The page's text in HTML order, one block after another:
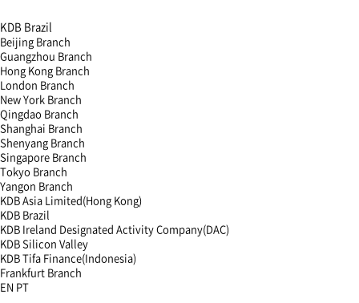
KDB Brazil
Beijing Branch
Guangzhou Branch
Hong Kong Branch
London Branch
New York Branch
Qingdao Branch
Shanghai Branch
Shenyang Branch
Singapore Branch
Tokyo Branch
Yangon Branch
KDB Asia Limited(Hong Kong)
KDB Brazil
KDB Ireland Designated Activity Company(DAC)
KDB Silicon Valley
KDB Tifa Finance(Indonesia)
Frankfurt Branch
EN PT